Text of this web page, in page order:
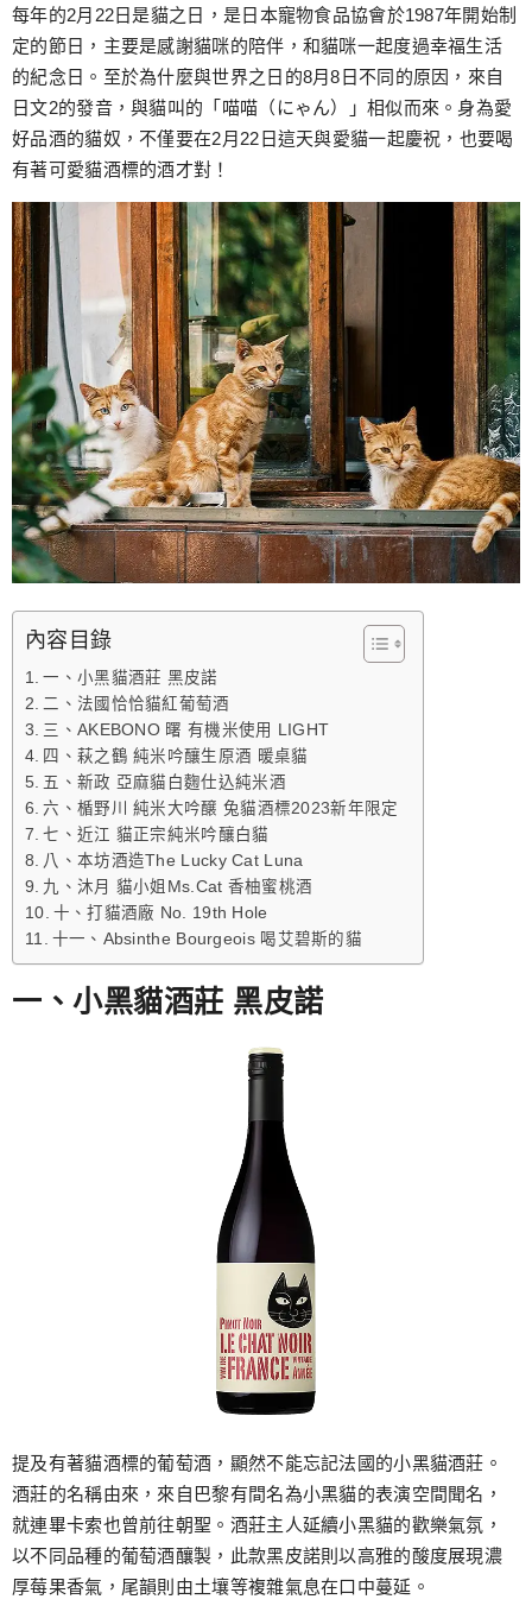
跳
至
主
要
內
容
每年的2月22日是貓之日，是日本寵物食品協會於1987年開始制
定的節日，主要是感謝貓咪的陪伴，和貓咪一起度過幸福生活
的紀念日。至於為什麼與世界之日的8月8日不同的原因，來自
日文2的發音，與貓叫的「喵喵（にゃん）」相似而來。身為愛
好品酒的貓奴，不僅要在2月22日這天與愛貓一起慶祝，也要喝
有著可愛貓酒標的酒才對！
內容目錄
一、小黑貓酒莊 黑皮諾
二、法國恰恰貓紅葡萄酒
三、AKEBONO 曙 有機米使用 LIGHT
四、萩之鶴 純米吟釀生原酒 暖桌貓
五、新政 亞麻貓白麴仕込純米酒
六、楯野川 純米大吟醸 兔貓酒標2023新年限定
七、近江 貓正宗純米吟釀白貓
八、本坊酒造The Lucky Cat Luna
九、沐月 貓小姐Ms.Cat 香柚蜜桃酒
十、打貓酒廠 No. 19th Hole
十一、Absinthe Bourgeois 喝艾碧斯的貓
一、小黑貓酒莊 黑皮諾
提及有著貓酒標的葡萄酒，顯然不能忘記法國的小黑貓酒莊。
酒莊的名稱由來，來自巴黎有間名為小黑貓的表演空間聞名，
就連畢卡索也曾前往朝聖。酒莊主人延續小黑貓的歡樂氣氛，
以不同品種的葡萄酒釀製，此款黑皮諾則以高雅的酸度展現濃
厚莓果香氣，尾韻則由土壤等複雜氣息在口中蔓延。